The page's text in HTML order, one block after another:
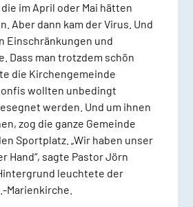
im April oder Mai hätten
Aber dann kam der Virus. Und
Einschränkungen und
Dass man trotzdem schön
die Kirchengemeinde
wollten unbedingt
werden. Und um ihnen
zog die ganze Gemeinde
Sportplatz. „Wir haben unser
Hand“, sagte Pastor Jörn
leuchtete der
Marienkirche.